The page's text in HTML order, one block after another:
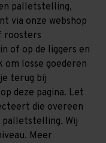
palletstelling,
via onze webshop
roosters
of op de liggers en
losse goederen
terug bij
deze pagina. Let
die overeen
palletstelling. Wij
Meer